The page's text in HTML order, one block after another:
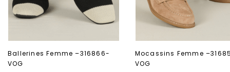
Ballerines Femme –316866-
VOG
Mocassins Femme
VOG